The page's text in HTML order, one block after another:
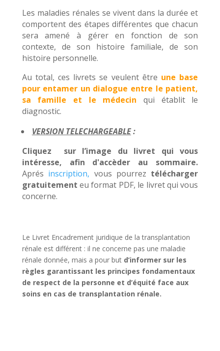
Les maladies rénales se vivent dans la durée et
comportent des étapes différentes que chacun
sera amené à gérer en fonction de son
contexte, de son histoire familiale, de son
histoire personnelle.
Au total, ces livrets se veulent être une base
pour entamer un dialogue entre le patient,
sa famille et le médecin
qui établit le
diagnostic.
VERSION TELECHARGEABLE:
Cliquez sur l’image du livret qui vous
intéresse, afin d'accèder au sommaire.
Aprés inscription, vous pourrez télécharger
gratuitement eu format PDF, le livret qui vous
concerne.
Le Livret Encadrement juridique de la transplantation
rénale est différent : il ne concerne pas une maladie
rénale donnée, mais a pour but d’informer sur les
règles garantissant les principes fondamentaux
de respect de la personne et d’équité face aux
soins en cas de transplantation rénale.